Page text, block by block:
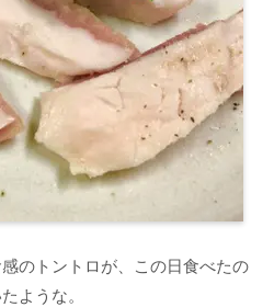
のトントロが、この日食べたの
ような。